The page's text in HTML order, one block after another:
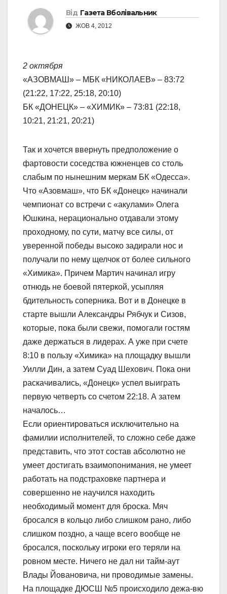
Від Газета Вболівальник
ЖОВ 4, 2012
2 октября
«АЗОВМАШ» – МБК «НИКОЛАЕВ» – 83:72
(21:22, 17:22, 25:18, 20:10)
БК «ДОНЕЦК» – «ХИМИК» – 73:81 (22:18,
10:21, 21:21, 20:21)
Так и хочется ввернуть предположение о
фартовости соседства южненцев со столь
слабым по нынешним меркам БК «Одесса».
Что «Азовмаш», что БК «Донецк» начинали
чемпионат со встречи с «акулами» Олега
Юшкина, нерационально отдавали этому
проходному, по сути, матчу все силы, от
уверенной победы высоко задирали нос и
получали по нему щелчок от более сильного
«Химика». Причем Мартич начинал игру
отнюдь не боевой пятеркой, усыпляя
бдительность соперника. Вот и в Донецке в
старте вышли Александры Рябчук и Сизов,
которые, пока были свежи, помогали гостям
даже держаться в лидерах. А уже при счете
8:10 в пользу «Химика» на площадку вышли
Уилли Дин, а затем Суад Шехович. Пока они
раскачивались, «Донецк» успел выиграть
первую четверть со счетом 22:18. А затем
началось…
Если ориентироваться исключительно на
фамилии исполнителей, то сложно себе даже
представить, что этот состав абсолютно не
умеет достигать взаимопонимания, не умеет
работать на подстраховке партнера и
совершенно не научился находить
необходимый момент для броска. Мяч
бросался в кольцо либо слишком рано, либо
слишком поздно, а чаще всего вообще не
бросался, поскольку игроки его теряли на
ровном месте. Ничего не дал ни тайм-аут
Влады Йовановича, ни проводимые замены.
На площадке ДЮСШ №5 происходило дежа-вю